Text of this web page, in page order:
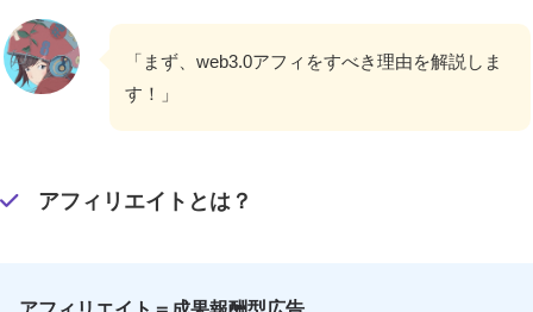
「まず、web3.0アフィをすべき理由を解説しま
す！」
アフィリエイトとは？